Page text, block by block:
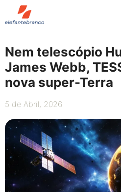
Saltar
para
Nem telescópio
James Webb,
nova super-Terra
5 de Abril, 2026